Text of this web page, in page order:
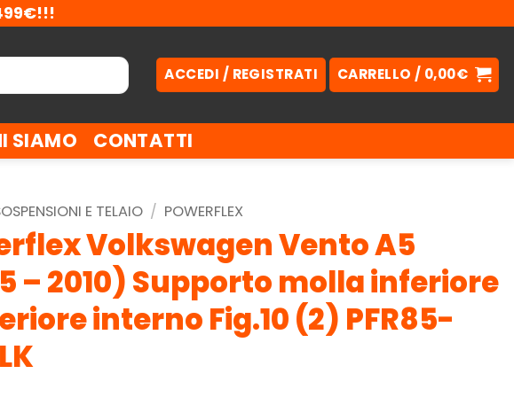
ACCEDI / REGISTRATI CARRELLO / 0,00€
SIAMO CONTATTI
E TELAIO / POWERFLEX
Volkswagen Vento A5
– 2010) Supporto molla inferiore
interno Fig.10 (2) PFR85-